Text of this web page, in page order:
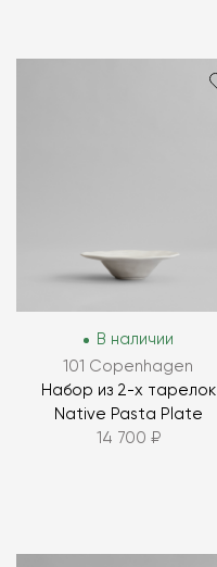
В наличии
101 Copenhagen
Набор из 2-х тарелок
Native Pasta Plate
14 700 ₽